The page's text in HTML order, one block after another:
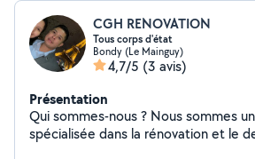
CGH RENOVATION
Tous corps d'état
Bondy (Le Mainguy)
4,7/5 (3 avis)
Présentation
Qui sommes-nous ? Nous sommes une entreprise
spécialisée dans la rénovation et le